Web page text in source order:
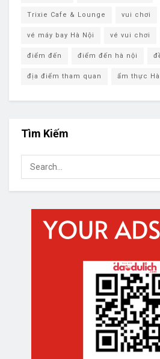
Trixie Cafe & Lounge vui chơi
vé máy bay Hà Nội vé vui chơi
điểm đến điểm đến hà nội
địa điểm tham quan ẩm thực
Tìm Kiếm